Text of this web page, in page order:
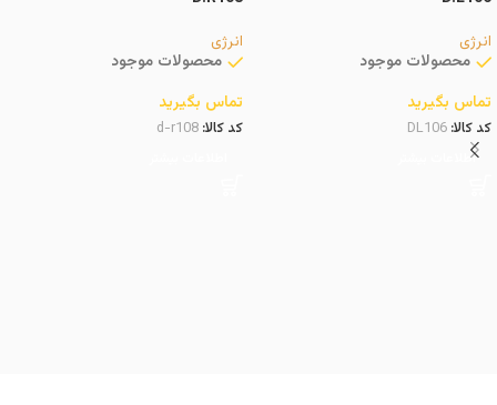
انرژی
محصولات موجود
تماس بگیرید
کد کالا: DL106
اطلاعات بیشتر
انرژی
محصولات موجود
تماس بگیرید
کد کالا: d-r108